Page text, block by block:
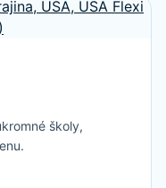
školy,